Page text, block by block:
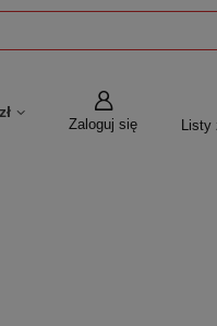
zł
Zaloguj się Listy